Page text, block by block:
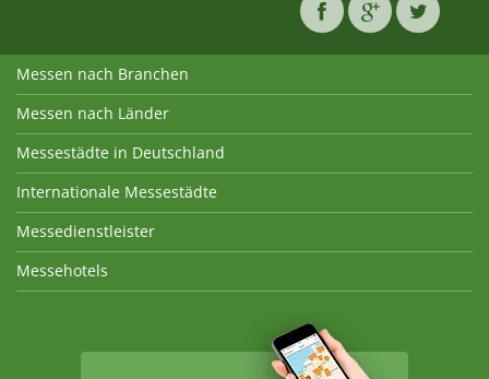
Messen nach Branchen
Messen nach Länder
Messestädte in Deutschland
Internationale Messestädte
Messedienstleister
Messehotels